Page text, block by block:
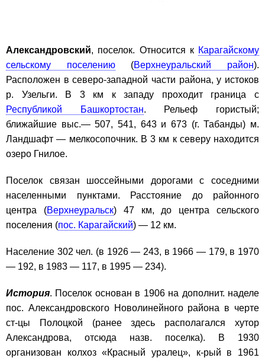
Александровский, поселок. Относится к Карагайскому
сельскому поселению(Верхнеуральский район).
Расположен в северо-западной части района, у истоков
р. Узельги. В 3 км к западу проходит граница с
Республикой Башкортостан. Рельеф гористый;
ближайшие выс.— 507, 541, 643 и 673 (г. Табанды) м.
Ландшафт — мелкосопочник. В 3 км к северу находится
озеро Гнилое.
Поселок связан шоссейными дорогами с соседними
населенными пунктами. Расстояние до районного
центра (Верхнеуральск) 47 км, до центра сельского
поселения (пос. Карагайский) — 12 км.
Население 302 чел. (в 1926 — 243, в 1966 — 179, в 1970
— 192, в 1983 — 117, в 1995 — 234).
История. Поселок основан в 1906 на дополнит. наделе
пос. Александровского Новолинейного района в черте
ст-цы Полоцкой (ранее здесь располагался хутор
Александрова, отсюда назв. поселка). В 1930
организован колхоз «Красный уралец», к-рый в 1961